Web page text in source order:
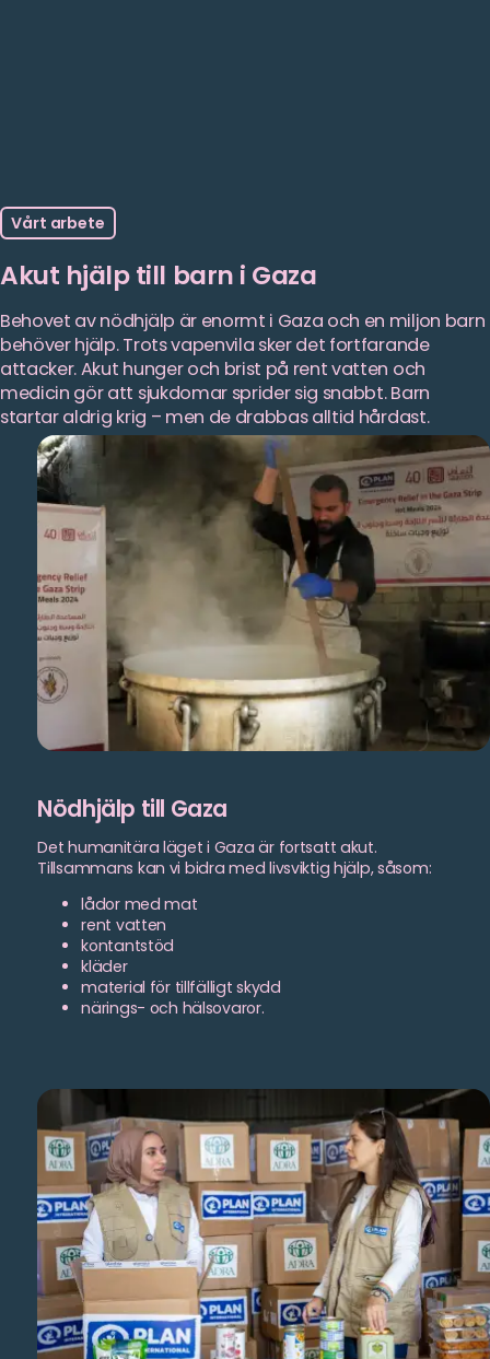
Vårt arbete
Akut hjälp till barn i Gaza
Behovet av nödhjälp är enormt i Gaza och en miljon barn
behöver hjälp. Trots vapenvila sker det fortfarande
attacker. Akut hunger och brist på rent vatten och
medicin gör att sjukdomar sprider sig snabbt. Barn
startar aldrig krig – men de drabbas alltid hårdast.
Nödhjälp till Gaza
Det humanitära läget i Gaza är fortsatt akut.
Tillsammans kan vi bidra med livsviktig hjälp, såsom:
lådor med mat
rent vatten
kontantstöd
kläder
material för tillfälligt skydd
närings- och hälsovaror.